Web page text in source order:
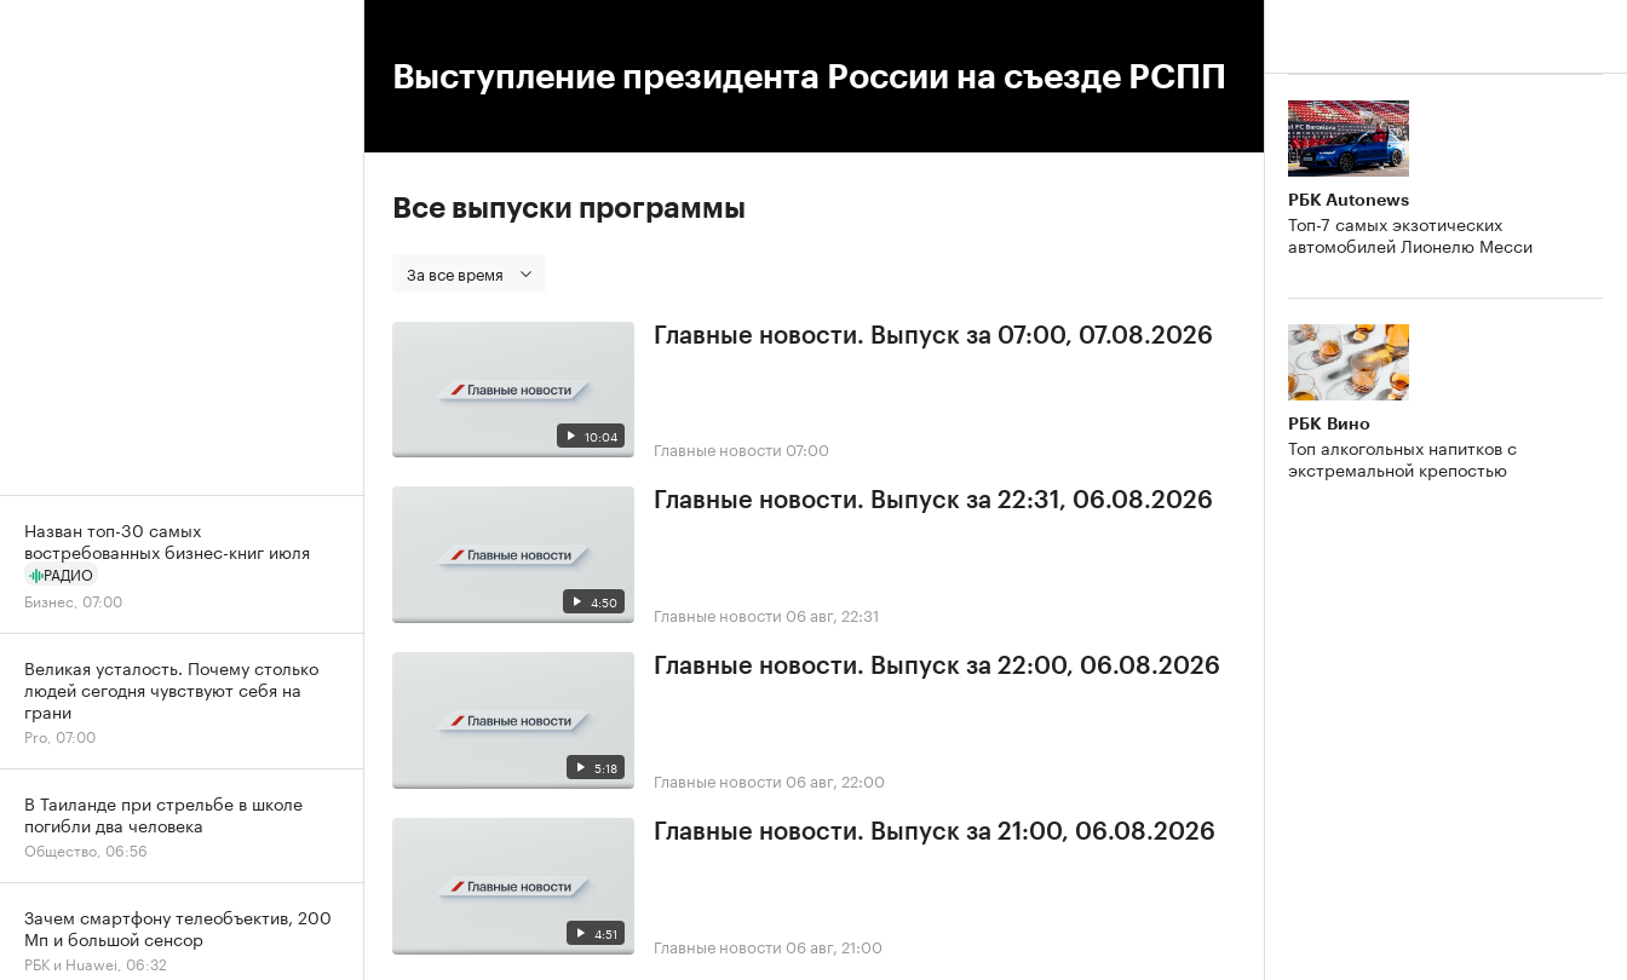
Выступление президента России на съезде РСПП
Все выпуски программы
За все время
10:04
Главные новости. Выпуск за 07:00, 07.08.2026
Главные новости 07:00
4:50
Главные новости. Выпуск за 22:31, 06.08.2026
Главные новости 06 авг, 22:31
5:18
Главные новости. Выпуск за 22:00, 06.08.2026
Главные новости 06 авг, 22:00
4:51
Главные новости. Выпуск за 21:00, 06.08.2026
Главные новости 06 авг, 21:00
РБК Autonews
Топ-7 самых экзотических
автомобилей Лионелю Месси
РБК Вино
Топ алкогольных напитков с
экстремальной крепостью
Назван топ-30 самых
востребованных бизнес-книг июля
РАДИО
Бизнес, 07:00
Великая усталость. Почему столько
людей сегодня чувствуют себя на
грани
Pro, 07:00
В Таиланде при стрельбе в школе
погибли два человека
Общество, 06:56
Зачем смартфону телеобъектив, 200
Мп и большой сенсор
РБК и Huawei, 06:32